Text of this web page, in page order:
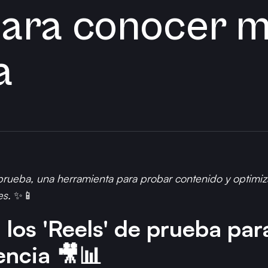
conocer
una herramienta para probar contenido y
✨📱
'Reels' de prueba
🎥📊